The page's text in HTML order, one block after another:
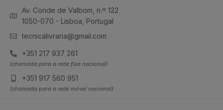
Av. Conde de Valbom, n.º 122
1050-070 - Lisboa, Portugal
tecnicalivraria@gmail.com
+351 217 937 261
(chamada para a rede fixa nacional)
+351 917 560 951
(chamada para a rede móvel nacional)